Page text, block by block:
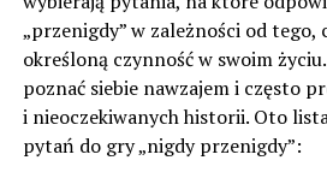
„przenigdy” w zależności od tego,
określoną czynność w swoim
poznać siebie nawzajem i często
i nieoczekiwanych historii. Oto
pytań do gry „nigdy przenigdy”: